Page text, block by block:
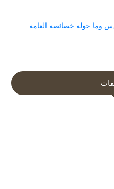
وما حوله خصائصه العامة